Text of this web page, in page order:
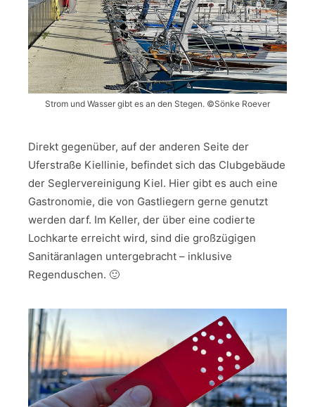
Strom und Wasser gibt es an den Stegen. ©️Sönke Roever
Direkt gegenüber, auf der anderen Seite der
Uferstraße Kiellinie, befindet sich das Clubgebäude
der Seglervereinigung Kiel. Hier gibt es auch eine
Gastronomie, die von Gastliegern gerne genutzt
werden darf. Im Keller, der über eine codierte
Lochkarte erreicht wird, sind die großzügigen
Sanitäranlagen untergebracht – inklusive
Regenduschen. 🙂